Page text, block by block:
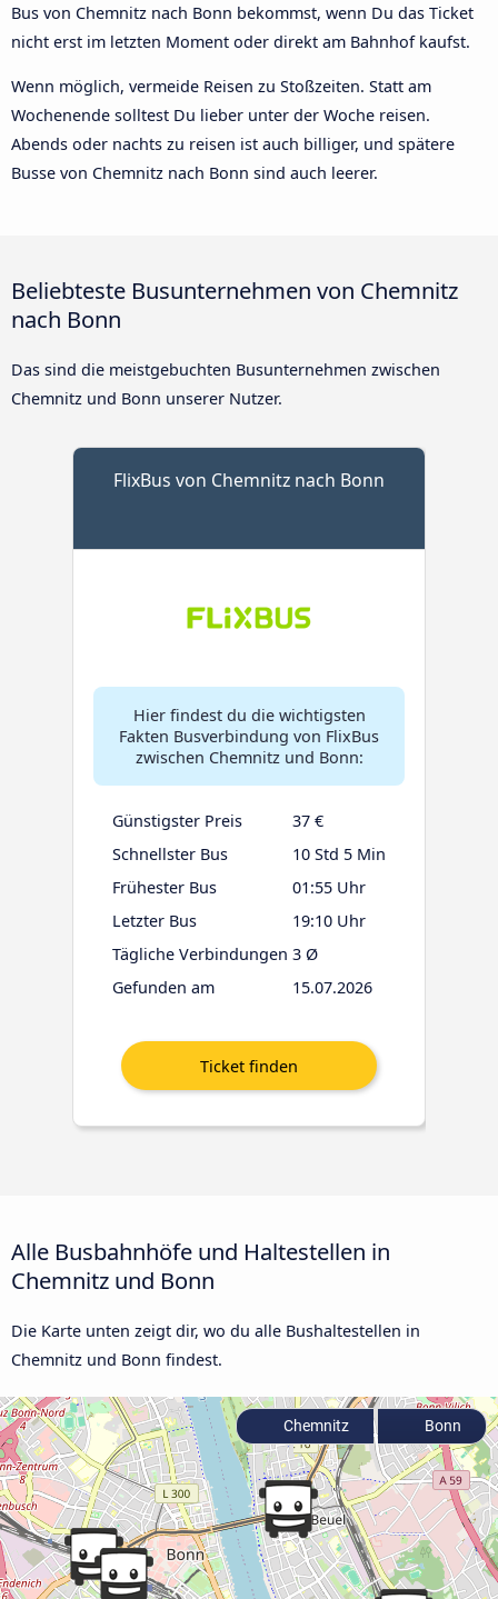
Bus von Chemnitz nach Bonn bekommst, wenn Du das Ticket
nicht erst im letzten Moment oder direkt am Bahnhof kaufst.
Wenn möglich, vermeide Reisen zu Stoßzeiten. Statt am
Wochenende solltest Du lieber unter der Woche reisen.
Abends oder nachts zu reisen ist auch billiger, und spätere
Busse von Chemnitz nach Bonn sind auch leerer.
Beliebteste Busunternehmen von Chemnitz
nach Bonn
Das sind die meistgebuchten Busunternehmen zwischen
Chemnitz und Bonn unserer Nutzer.
FlixBus von Chemnitz nach Bonn
Hier findest du die wichtigsten
Fakten Busverbindung von FlixBus
zwischen Chemnitz und Bonn:
Günstigster Preis
37 €
Schnellster Bus
10 Std 5 Min
Frühester Bus
01:55 Uhr
Letzter Bus
19:10 Uhr
Tägliche Verbindungen 3 Ø
Gefunden am
15.07.2026
Alle Busbahnhöfe und Haltestellen in
Chemnitz und Bonn
Die Karte unten zeigt dir, wo du alle Bushaltestellen in
Chemnitz und Bonn findest.
Chemnitz Bonn